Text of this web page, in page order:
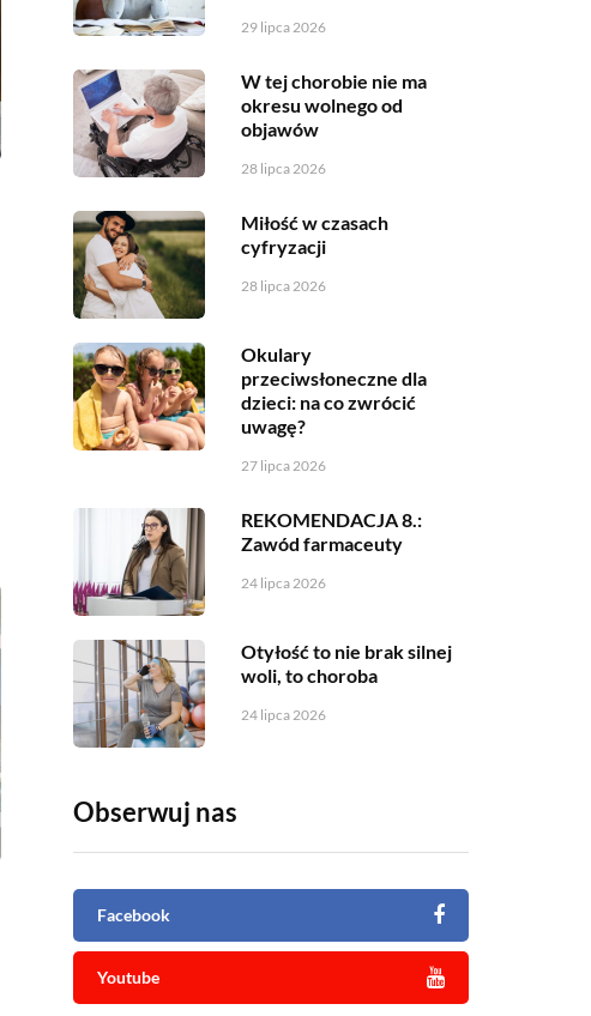
29 lipca 2026
W tej chorobie nie ma
okresu wolnego od
objawów
28 lipca 2026
Miłość w czasach
cyfryzacji
28 lipca 2026
Okulary
przeciwsłoneczne dla
dzieci: na co zwrócić
uwagę?
27 lipca 2026
REKOMENDACJA 8.:
Zawód farmaceuty
24 lipca 2026
Otyłość to nie brak silnej
woli, to choroba
24 lipca 2026
Obserwuj nas
Facebook
Youtube